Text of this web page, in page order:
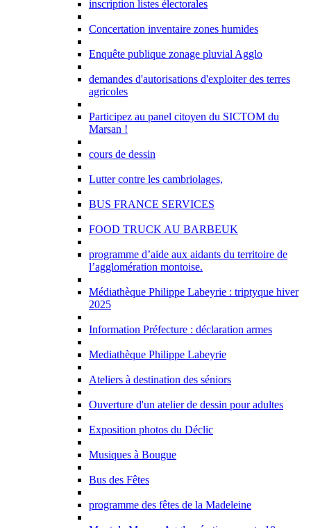
inscription listes électorales
Concertation inventaire zones humides
Enquête publique zonage pluvial Agglo
demandes d'autorisations d'exploiter des terres
agricoles
Participez au panel citoyen du SICTOM du
Marsan !
cours de dessin
Lutter contre les cambriolages,
BUS FRANCE SERVICES
FOOD TRUCK AU BARBEUK
programme d’aide aux aidants du territoire de
l’agglomération montoise.
Médiathèque Philippe Labeyrie : triptyque hiver
2025
Information Préfecture : déclaration armes
Mediathèque Philippe Labeyrie
Ateliers à destination des séniors
Ouverture d'un atelier de dessin pour adultes
Exposition photos du Déclic
Musiques à Bougue
Bus des Fêtes
programme des fêtes de la Madeleine